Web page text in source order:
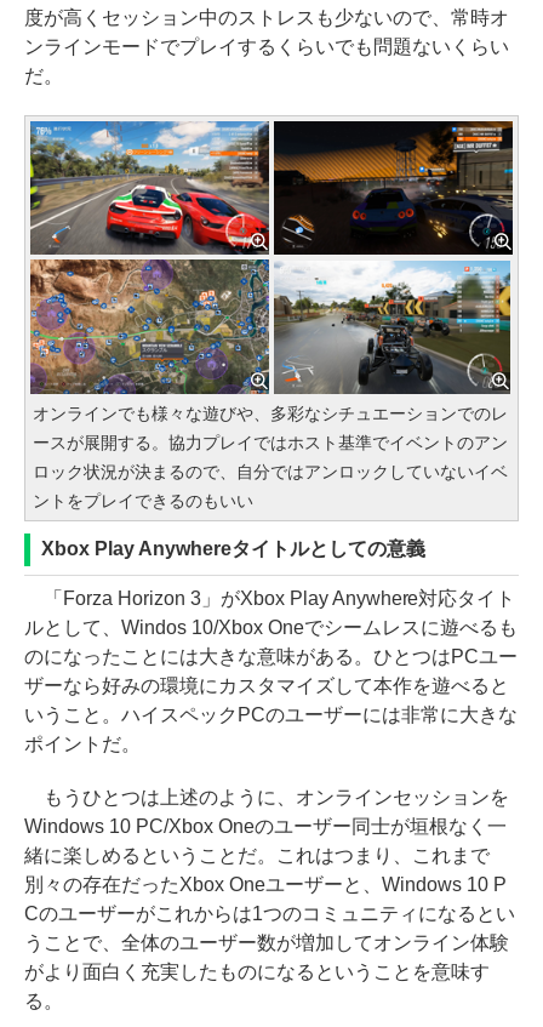
度が高くセッション中のストレスも少ないので、常時オ
ンラインモードでプレイするくらいでも問題ないくらい
だ。
オンラインでも様々な遊びや、多彩なシチュエーションでのレ
ースが展開する。協力プレイではホスト基準でイベントのアン
ロック状況が決まるので、自分ではアンロックしていないイベ
ントをプレイできるのもいい
Xbox Play Anywhereタイトルとしての意義
「Forza Horizon 3」がXbox Play Anywhere対応タイト
ルとして、Windos 10/Xbox Oneでシームレスに遊べるも
のになったことには大きな意味がある。ひとつはPCユー
ザーなら好みの環境にカスタマイズして本作を遊べると
いうこと。ハイスペックPCのユーザーには非常に大きな
ポイントだ。
もうひとつは上述のように、オンラインセッションを
Windows 10 PC/Xbox Oneのユーザー同士が垣根なく一
緒に楽しめるということだ。これはつまり、これまで
別々の存在だったXbox Oneユーザーと、Windows 10 P
Cのユーザーがこれからは1つのコミュニティになるとい
うことで、全体のユーザー数が増加してオンライン体験
がより面白く充実したものになるということを意味す
る。